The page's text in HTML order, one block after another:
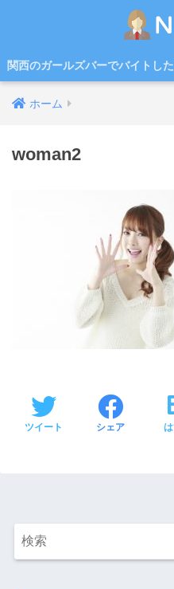
関西のガールズバーでバイトし
ホーム
woman2
ツイート シェア